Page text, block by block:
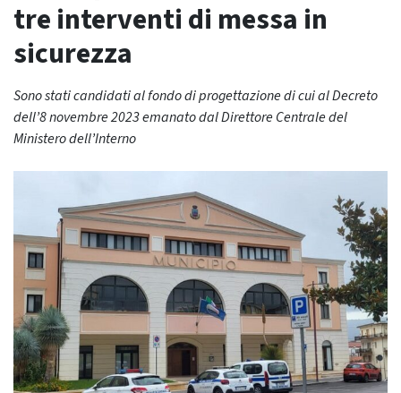
tre interventi di messa in
sicurezza
Sono stati candidati al fondo di progettazione di cui al Decreto
dell’8 novembre 2023 emanato dal Direttore Centrale del
Ministero dell’Interno